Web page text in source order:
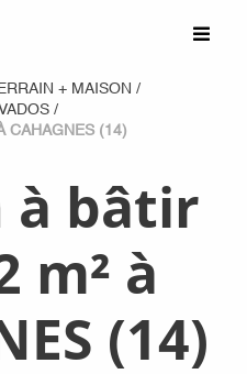
+ MAISON /
/
CAHAGNES (14)
à bâtir
m² à
(14)